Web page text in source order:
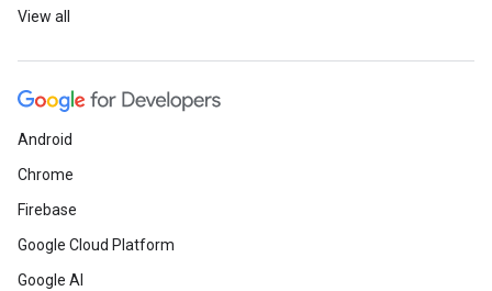
View all
Android
Chrome
Firebase
Google Cloud Platform
Google AI